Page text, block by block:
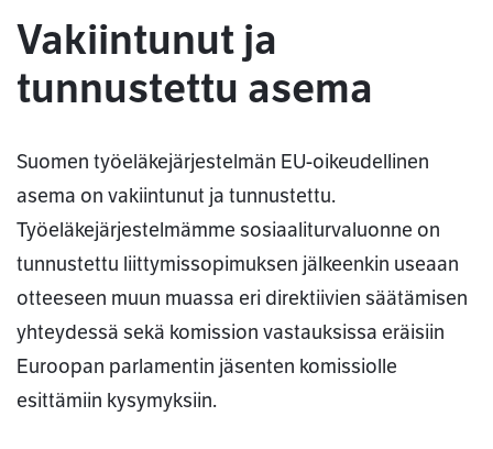
Vakiintunut ja
tunnustettu asema
Suomen työeläkejärjestelmän EU-oikeudellinen
asema on vakiintunut ja tunnustettu.
Työeläkejärjestelmämme sosiaaliturvaluonne on
tunnustettu liittymissopimuksen jälkeenkin useaan
otteeseen muun muassa eri direktiivien säätämisen
yhteydessä sekä komission vastauksissa eräisiin
Euroopan parlamentin jäsenten komissiolle
esittämiin kysymyksiin.